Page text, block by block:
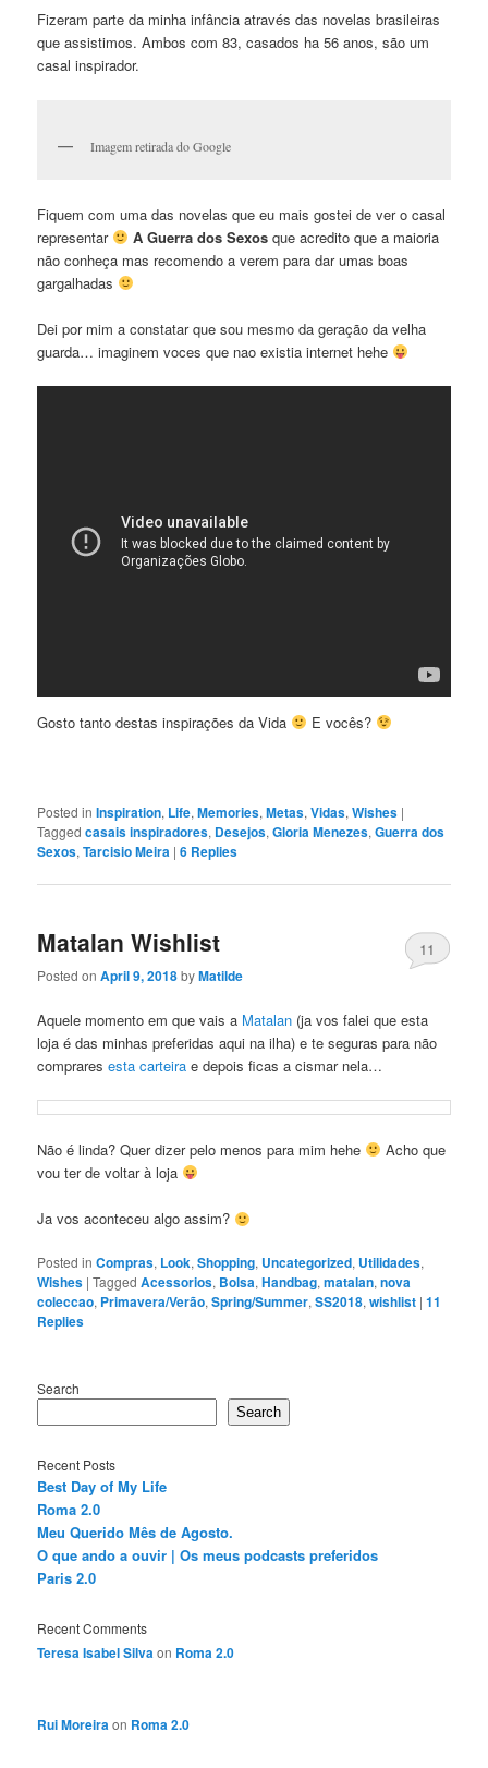
Fizeram parte da minha infância através das novelas brasileiras
que assistimos. Ambos com 83, casados ha 56 anos, são um
casal inspirador.
Imagem retirada do Google
Fiquem com uma das novelas que eu mais gostei de ver o casal
representar
A Guerra dos Sexosque acredito que a maioria
não conheça mas recomendo a verem para dar umas boas
gargalhadas
Dei por mim a constatar que sou mesmo da geração da velha
guarda… imaginem voces que nao existia internet hehe
Gosto tanto destas inspirações da Vida E vocês?
Posted in Inspiration, Life,Memories,Metas,Vidas,Wishes |
Tagged casais inspiradores, Desejos,Gloria Menezes,Guerra dos
Sexos,Tarcisio Meira |6 Replies
Matalan Wishlist
Posted onApril 9, 2018byMatilde
11
Aquele momento em que vais a Matalan (ja vos falei que esta
loja é das minhas preferidas aqui na ilha) e te seguras para não
compraresesta carteira e depois ficas a cismar nela…
Não é linda? Quer dizer pelo menos para mim hehe
Acho que
vou ter de voltar à loja
Ja vos aconteceu algo assim?
Posted in Compras, Look,Shopping, Uncategorized, Utilidades,
Wishes |Tagged Acessorios, Bolsa,Handbag,matalan,nova
coleccao, Primavera/Verão,Spring/Summer,SS2018,wishlist |11
Replies
Search
Search
Recent Posts
Best Day of My Life
Roma 2.0
Meu Querido Mês de Agosto.
O que ando a ouvir | Os meus podcasts preferidos
Paris 2.0
Recent Comments
Teresa Isabel Silvaon Roma 2.0
Rui Moreiraon Roma 2.0